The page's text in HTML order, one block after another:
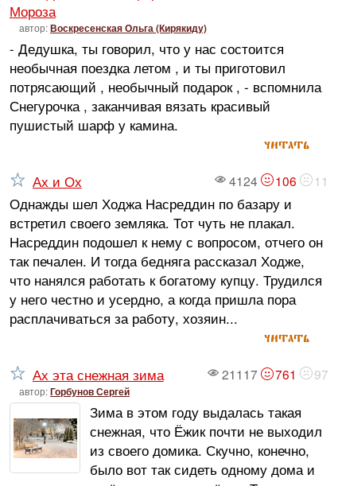
Мороза
автор:Воскресенская Ольга (Кирякиду)
- Дедушка, ты говорил, что у нас состоится
необычная поездка летом , и ты приготовил
потрясающий , необычный подарок , - вспомнила
Снегурочка , заканчивая вязать красивый
пушистый шарф у камина.
читать
4124 106 11
Ах и Ох
Однажды шел Ходжа Насреддин по базару и
встретил своего земляка. Тот чуть не плакал.
Насреддин подошел к нему с вопросом, отчего он
так печален. И тогда бедняга рассказал Ходже,
что нанялся работать к богатому купцу. Трудился
у него честно и усердно, а когда пришла пора
расплачиваться за работу, хозяин...
читать
21117 761 97
Ах эта снежная зима
автор:Горбунов Сергей
Зима в этом году выдалась такая
снежная, что Ёжик почти не выходил
из своего домика. Скучно, конечно,
было вот так сидеть одному дома и